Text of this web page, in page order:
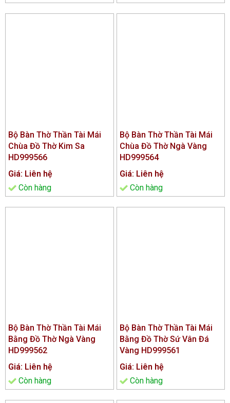
Bộ Bàn Thờ Thần Tài Mái
Chùa Đồ Thờ Kim Sa
HD999566
Giá: Liên hệ
Còn hàng
Bộ Bàn Thờ Thần Tài Mái
Chùa Đồ Thờ Ngà Vàng
HD999564
Giá: Liên hệ
Còn hàng
Bộ Bàn Thờ Thần Tài Mái
Bằng Đồ Thờ Ngà Vàng
HD999562
Giá: Liên hệ
Còn hàng
Bộ Bàn Thờ Thần Tài Mái
Bằng Đồ Thờ Sứ Vân Đá
Vàng HD999561
Giá: Liên hệ
Còn hàng